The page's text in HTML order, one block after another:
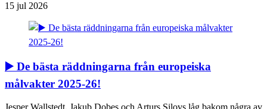
15 jul 2026
▶️ De bästa räddningarna från europeiska
målvakter 2025-26!
Jesper Wallstedt, Jakub Dobes och Arturs Silovs låg bakom några av